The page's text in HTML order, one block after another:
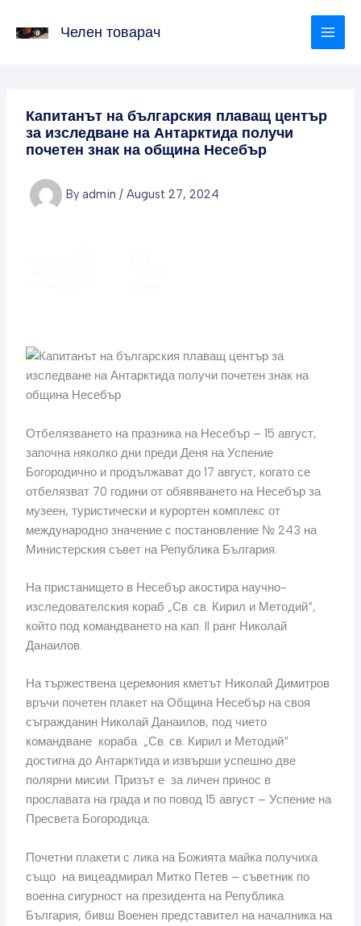
Челен товарач
Капитанът на българския плаващ център
за изследване на Антарктида получи
почетен знак на община Несебър
By admin / August 27, 2024
Отбелязването на празника на Несебър – 15 август,
започна няколко дни преди Деня на Успение
Богородично и продължават до 17 август, когато се
отбелязват 70 години от обявяването на Несебър за
музеен, туристически и курортен комплекс от
международно значение с постановление № 243 на
Министерския съвет на Република България.
На пристанището в Несебър акостира научно-
изследователския кораб „Св. св. Кирил и Методий“,
който под командването на кап. II ранг Николай
Данаилов.
На тържествена церемония кметът Николай Димитров
връчи почетен плакет на Община Несебър на своя
съгражданин Николай Данаилов, под чието
командване кораба „Св. св. Кирил и Методий“
достигна до Антарктида и извърши успешно две
полярни мисии. Призът е за личен принос в
прославата на града и по повод 15 август – Успение на
Пресвета Богородица.
Почетни плакети с лика на Божията майка получиха
също на вицеадмирал Митко Петев – съветник по
военна сигурност на президента на Република
България, бивш Военен представител на началника на